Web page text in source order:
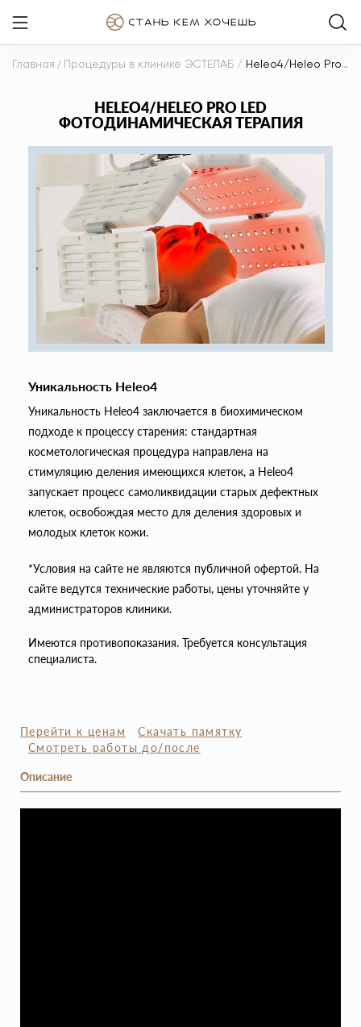
Главная / Процедуры в клинике ЭСТЕЛАБ / Heleo4/Heleo Pro Led Фотодинамическая терапия
HELEO4/HELEO PRO LED
ФОТОДИНАМИЧЕСКАЯ ТЕРАПИЯ
Уникальность Heleo4
Уникальность Heleo4 заключается в биохимическом
подходе к процессу старения: стандартная
косметологическая процедура направлена на
стимуляцию деления имеющихся клеток, а Heleo4
запускает процесс самоликвидации старых дефектных
клеток, освобождая место для деления здоровых и
молодых клеток кожи.
*Условия на сайте не являются публичной офертой. На
сайте ведутся технические работы, цены уточняйте у
администраторов клиники.
Имеются противопоказания. Требуется консультация
специалиста.
Перейти к ценам
Скачать памятку
Смотреть работы до/после
Описание